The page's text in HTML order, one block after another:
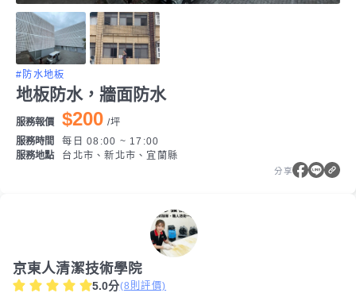
#防水地板
地板防水，牆面防水
服務報價 $200 /坪
服務時間
每日 08:00 ~ 17:00
服務地點
台北市、新北市、宜蘭縣
分享
京東人清潔技術學院
5.0分(8 則評價)